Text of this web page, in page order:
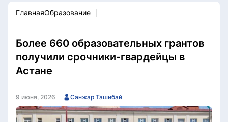
Новости столицы
Политика
Спорт
Культура
Видео
Мир
Послание
ГлавнаяОбразование
Более 660 образовательных грантов
получили срочники-гвардейцы в
Астане
9 июня, 2026 Санжар Ташибай